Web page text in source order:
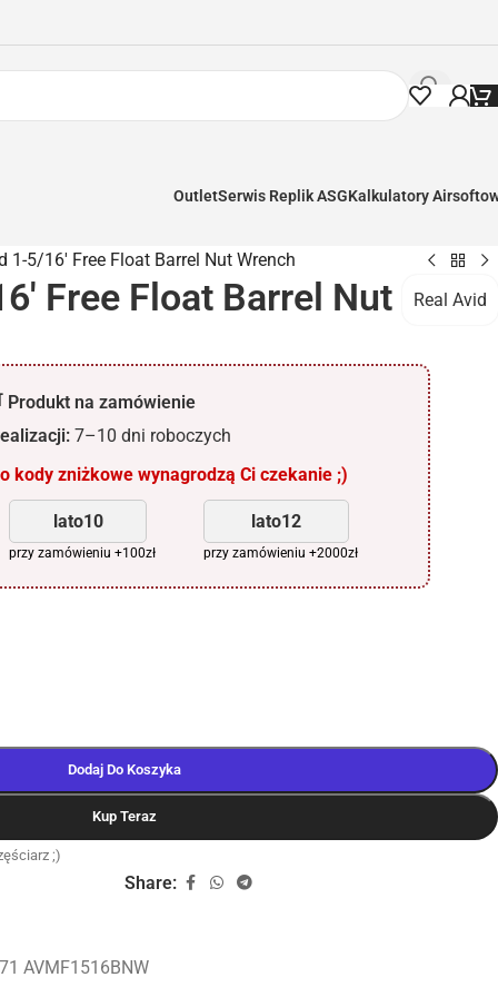
OutletSerwis Replik ASGKalkulatory
1-5/16′ Free Float Barrel Nut Wrench
Free Float Barrel Nut
Real Avid
Produkt na zamówienie
7–10 dni roboczych
kody zniżkowe wynagrodzą Ci czekanie ;)
lato10
przy zamówieniu +100zł
lato12
przy zamówieniu +2000zł
Dodaj Do Koszyka
Kup Teraz
;)
Share:
AVMF1516BNW